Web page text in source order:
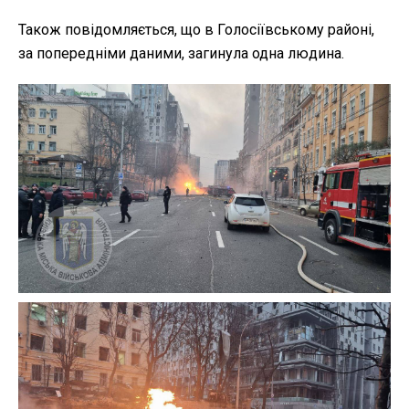
Також повідомляється, що в Голосіївському районі,
за попередніми даними, загинула одна людина.